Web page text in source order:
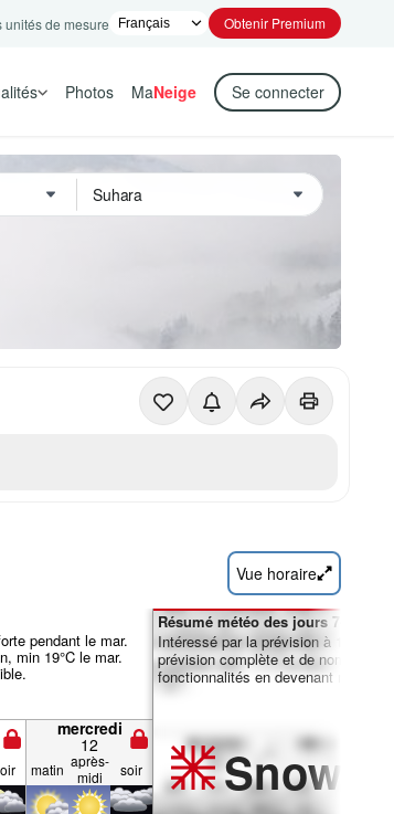
unités de mesure Obtenir Premium
Photos MaNeige Se connecter
Vue horaire
pendant le mar.
min 19°C le mar.
mercredi
12
matin après-
midi
soir
Résumé météo des jours 7-16 :
Intéressé par la prévision à 16 jours
prévision complète et de
fonctionnalités en devenant membre
Snow